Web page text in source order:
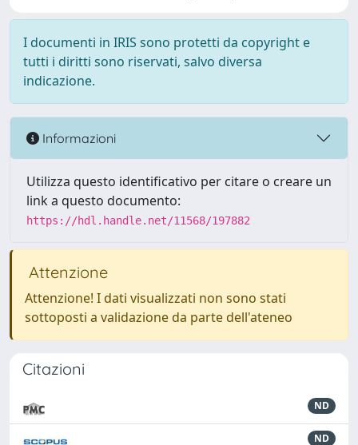
I documenti in IRIS sono protetti da copyright e
tutti i diritti sono riservati, salvo diversa
indicazione.
Informazioni
Utilizza questo identificativo per citare o creare un
link a questo documento:
https://hdl.handle.net/11568/197882
Attenzione
Attenzione! I dati visualizzati non sono stati
sottoposti a validazione da parte dell'ateneo
Citazioni
ND
ND